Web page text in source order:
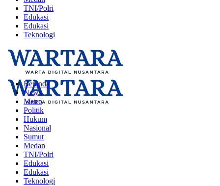
TNI/Polri
Edukasi
Edukasi
Teknologi
Beranda
News
Metro
Politik
Hukum
Nasional
Sumut
Medan
TNI/Polri
Edukasi
Edukasi
Teknologi